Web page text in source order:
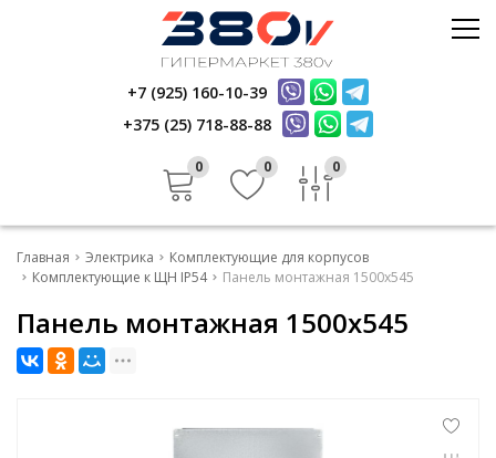
Электрика
Стройматериалы
Керамика
Услуги
Инфо
Отзывы
+7 (925) 160-10-39
+375 (25) 718-88-88
0 0 0
Главная Электрика
Комплектующие для корпусов
Комплектующие к ЩН IP54
Панель монтажная 1500х545
Панель монтажная 1500х545
Стройматериалы
Керамика
Услуги
Инфо
Отзывы
Контакты